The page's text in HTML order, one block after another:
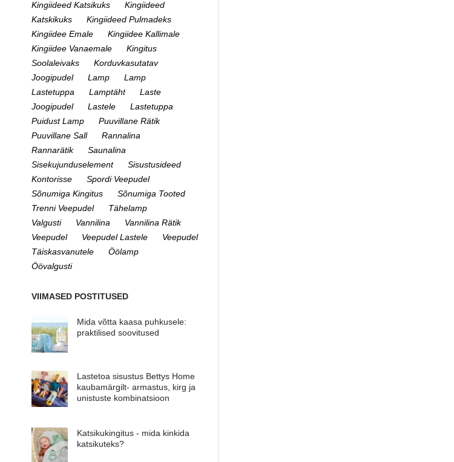
Kingiideed Katsikuks
Kingiideed
Katskikuks
Kingiideed Pulmadeks
Kingiidee Emale
Kingiidee Kallimale
Kingiidee Vanaemale
Kingitus
Soolaleivaks
Korduvkasutatav
Joogipudel
Lamp
Lamp
Lastetuppa
Lamptäht
Laste
Joogipudel
Lastele
Lastetuppa
Puidust Lamp
Puuvillane Rätik
Puuvillane Sall
Rannalina
Rannarätik
Saunalina
Sisekujunduselement
Sisustusideed
Kontorisse
Spordi Veepudel
Sõnumiga Kingitus
Sõnumiga Tooted
Trenni Veepudel
Tähelamp
Valgusti
Vannilina
Vannilina Rätik
Veepudel
Veepudel Lastele
Veepudel
Täiskasvanutele
Öölamp
Öövalgusti
VIIMASED POSTITUSED
Mida võtta kaasa puhkusele:
praktilised soovitused
Lastetoa sisustus Bettys Home
kaubamärgilt- armastus, kirg ja
unistuste kombinatsioon
Katsikukingitus - mida kinkida
katsikuteks?